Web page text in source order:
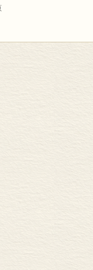
命的天堂
淡水鱼、咬碎人头骨的美